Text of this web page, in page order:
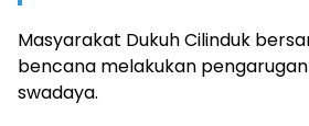
Masyarakat Dukuh Cilinduk
bencana melakukan
swadaya.